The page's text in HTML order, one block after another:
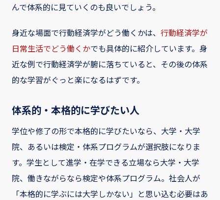
んで体系的に見ていくのも良いでしょう。
身近な場面で行動経済学がどう働くかは、 行動経済学が
日常生活でどう働くかでも具体的に紹介しています。身
近な例で行動経済学が腑に落ちていると、その後の体系
的な学習がぐっと楽になるはずです。
体系的・本格的に学びたい人
学位や修了の形で本格的に学びたいなら、大学・大学
院、あるいは検定・体系プログラムが選択肢になりま
す。学生として進学・在学できる立場なら大学・大学
院、働きながらなら検定や体系プログラム。社会人が
「本格的に学ぶには大学しかない」と思い込む必要はあ